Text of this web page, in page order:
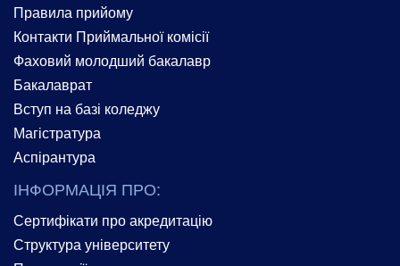
Правила прийому
Контакти Приймальної комісії
Фаховий молодший бакалавр
Бакалаврат
Вступ на базі коледжу
Магістратура
Аспірантура
ІНФОРМАЦІЯ ПРО:
Сертифікати про акредитацію
Структура університету